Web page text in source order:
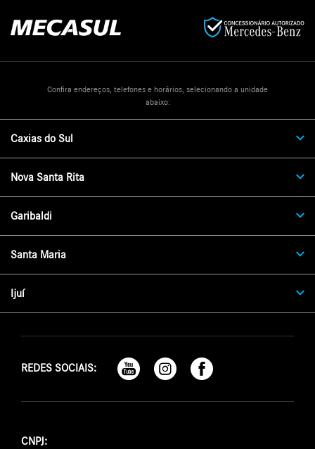
Confira endereços, telefones e horários, selecionando a unidade
abaixo:
Caxias do Sul
Nova Santa Rita
Garibaldi
Santa Maria
Ijuí
REDES SOCIAIS:
CNPJ: